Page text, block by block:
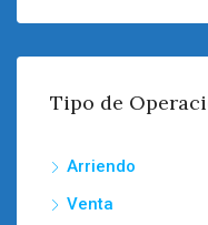
Tipo de
Arriendo
Venta